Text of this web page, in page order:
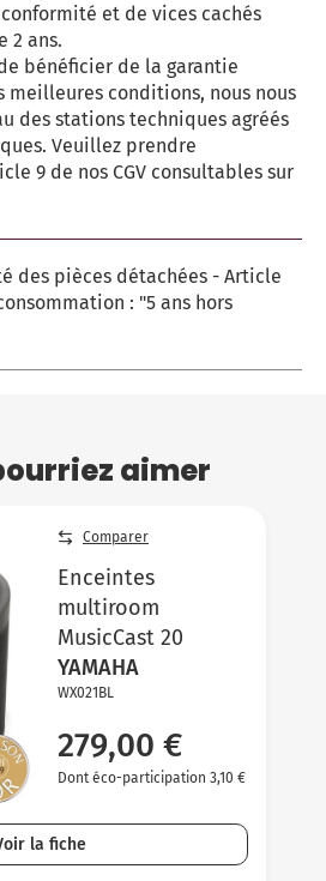
et de vices cachés
2 ans.
bénéficier de la garantie
meilleures conditions, nous nous
des stations techniques agréés
Veuillez prendre
9 de nos CGV consultables sur
des pièces détachées - Article
: "5 ans hors
aimer
Comparer
Enceintes
multiroom
MusicCast 20
YAMAHA
WX021BL
279,00 €
Dont éco-participation 3,10 €
la fiche